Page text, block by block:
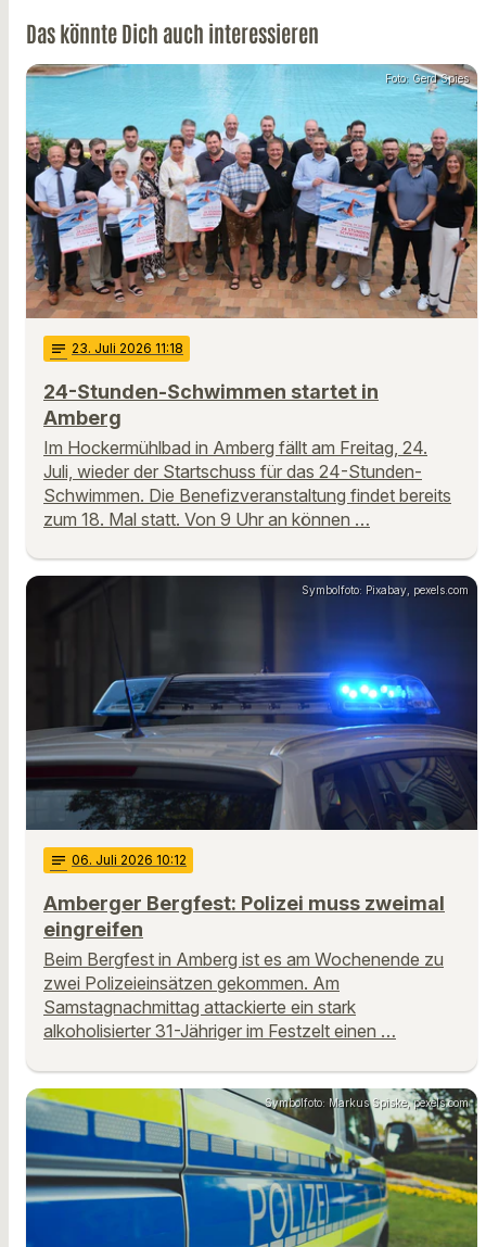
Das könnte Dich auch interessieren
Foto: Gerd Spies
notes 23. Juli 2026 11:18
24-Stunden-Schwimmen startet in
Amberg
Im Hockermühlbad in Amberg fällt am Freitag, 24.
Juli, wieder der Startschuss für das 24-Stunden-
Schwimmen. Die Benefizveranstaltung findet bereits
zum 18. Mal statt. Von 9 Uhr an können …
Symbolfoto: Pixabay, pexels.com
notes 06. Juli 2026 10:12
Amberger Bergfest: Polizei muss zweimal
eingreifen
Beim Bergfest in Amberg ist es am Wochenende zu
zwei Polizeieinsätzen gekommen. Am
Samstagnachmittag attackierte ein stark
alkoholisierter 31-Jähriger im Festzelt einen …
Symbolfoto: Markus Spiske, pexels.com